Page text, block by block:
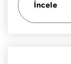
İncele